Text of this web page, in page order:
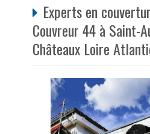
Experts en
Couvreur 44 à Saint-
Châteaux Loire